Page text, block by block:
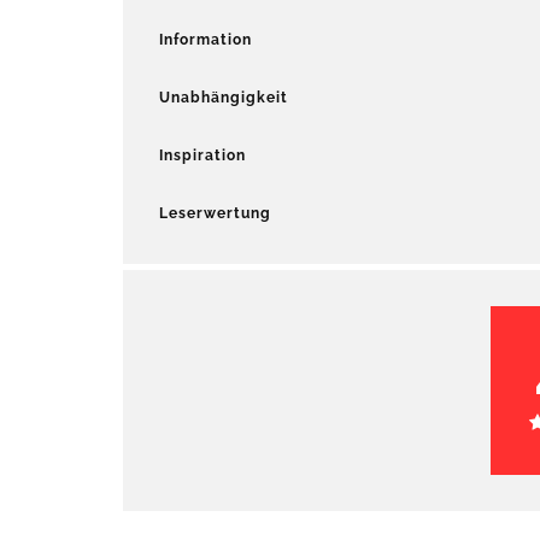
Information
Unabhängigkeit
Inspiration
Leserwertung